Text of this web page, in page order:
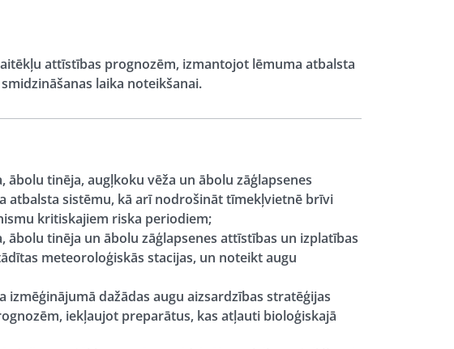
attīstības prognozēm, izmantojot lēmuma atbalsta
laika noteikšanai.
tinēja, augļkoku vēža un ābolu zāģlapsenes
atbalsta sistēmu, kā arī nodrošināt tīmekļvietnē brīvi
kritiskajiem riska periodiem;
ābolu tinēja un ābolu zāģlapsenes attīstības un izplatības
meteoroloģiskās stacijas, un noteikt augu
dažādas augu aizsardzības stratēģijas
iekļaujot preparātus, kas atļauti bioloģiskajā